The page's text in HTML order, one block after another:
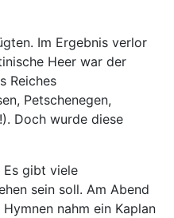
Im Ergebnis verlor
Heer war der
Reiches
Petschenegen,
Doch wurde diese
Es gibt viele
sein soll. Am Abend
nahm ein Kaplan